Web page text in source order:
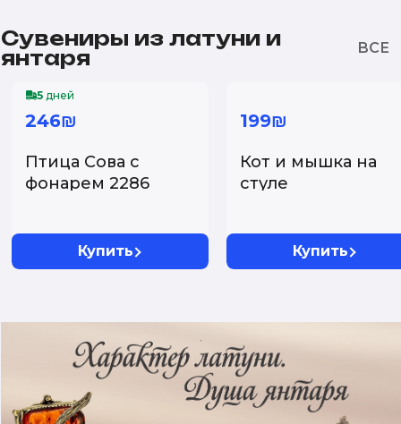
Сувениры из латуни и
янтаря
5 дней
246₪
Птица Сова с
фонарем 2286
Купить
199₪
Кот и мышка на
стуле
Купить